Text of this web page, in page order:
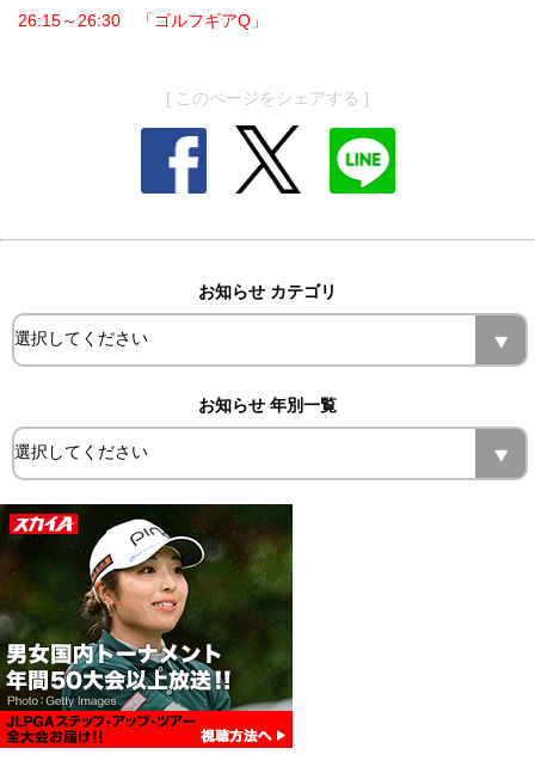
26:15～26:30 「ゴルフギアQ」
[ このページをシェアする ]
お知らせ カテゴリ
お知らせ 年別一覧